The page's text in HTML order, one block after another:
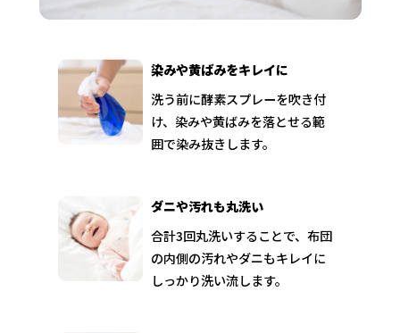
染みや黄ばみをキレイに
洗う前に酵素スプレーを吹き付
け、染みや黄ばみを落とせる範
囲で染み抜きします。
ダニや汚れも丸洗い
合計3回丸洗いすることで、布団
の内側の汚れやダニもキレイに
しっかり洗い流します。